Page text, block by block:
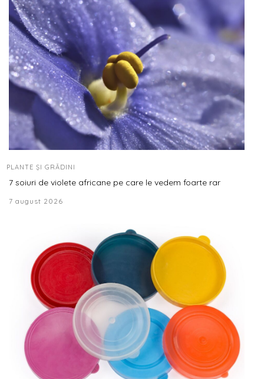
PLANTE ȘI GRĂDINI
7 soiuri de violete africane pe care le vedem foarte rar
7 august 2026